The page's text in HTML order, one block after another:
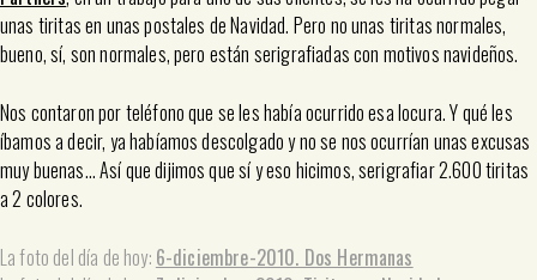
unas tiritas en unas postales de Navidad. Pero no unas tiritas normales,
bueno, sí, son normales, pero están serigrafiadas con motivos navideños.
Nos contaron por teléfono que se les había ocurrido esa locura. Y qué les
íbamos a decir, ya habíamos descolgado y no se nos ocurrían unas excusas
muy buenas… Así que dijimos que sí y eso hicimos, serigrafiar 2.600 tiritas
a 2 colores.
La foto del día de hoy: 6-diciembre-2010. Dos Hermanas